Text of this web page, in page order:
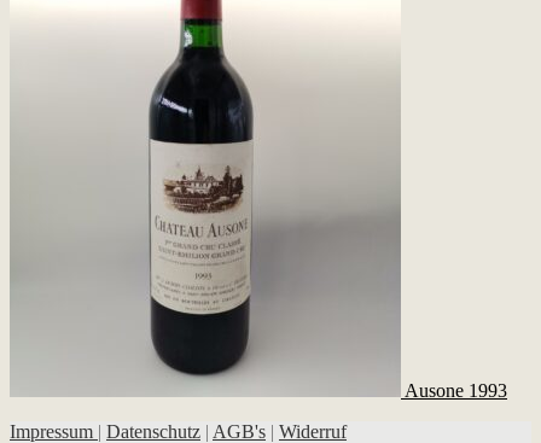
Ausone 1993
Impressum | Datenschutz | AGB's | Widerruf